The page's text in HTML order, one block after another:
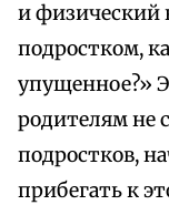
и физический
подростком,
упущенное?»
родителям не
подростков,
прибегать к